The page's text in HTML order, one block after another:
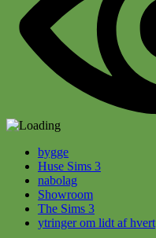
bygge
Huse Sims 3
nabolag
Showroom
The Sims 3
ytringer om lidt af hvert